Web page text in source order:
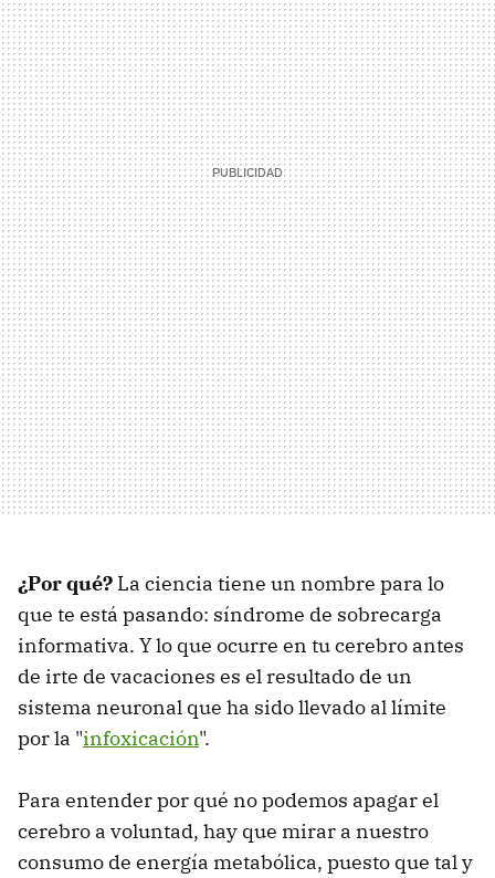
¿Por qué? La ciencia tiene un nombre para lo
que te está pasando: síndrome de sobrecarga
informativa. Y lo que ocurre en tu cerebro antes
de irte de vacaciones es el resultado de un
sistema neuronal que ha sido llevado al límite
por la "infoxicación".
Para entender por qué no podemos apagar el
cerebro a voluntad, hay que mirar a nuestro
consumo de energía metabólica, puesto que tal y